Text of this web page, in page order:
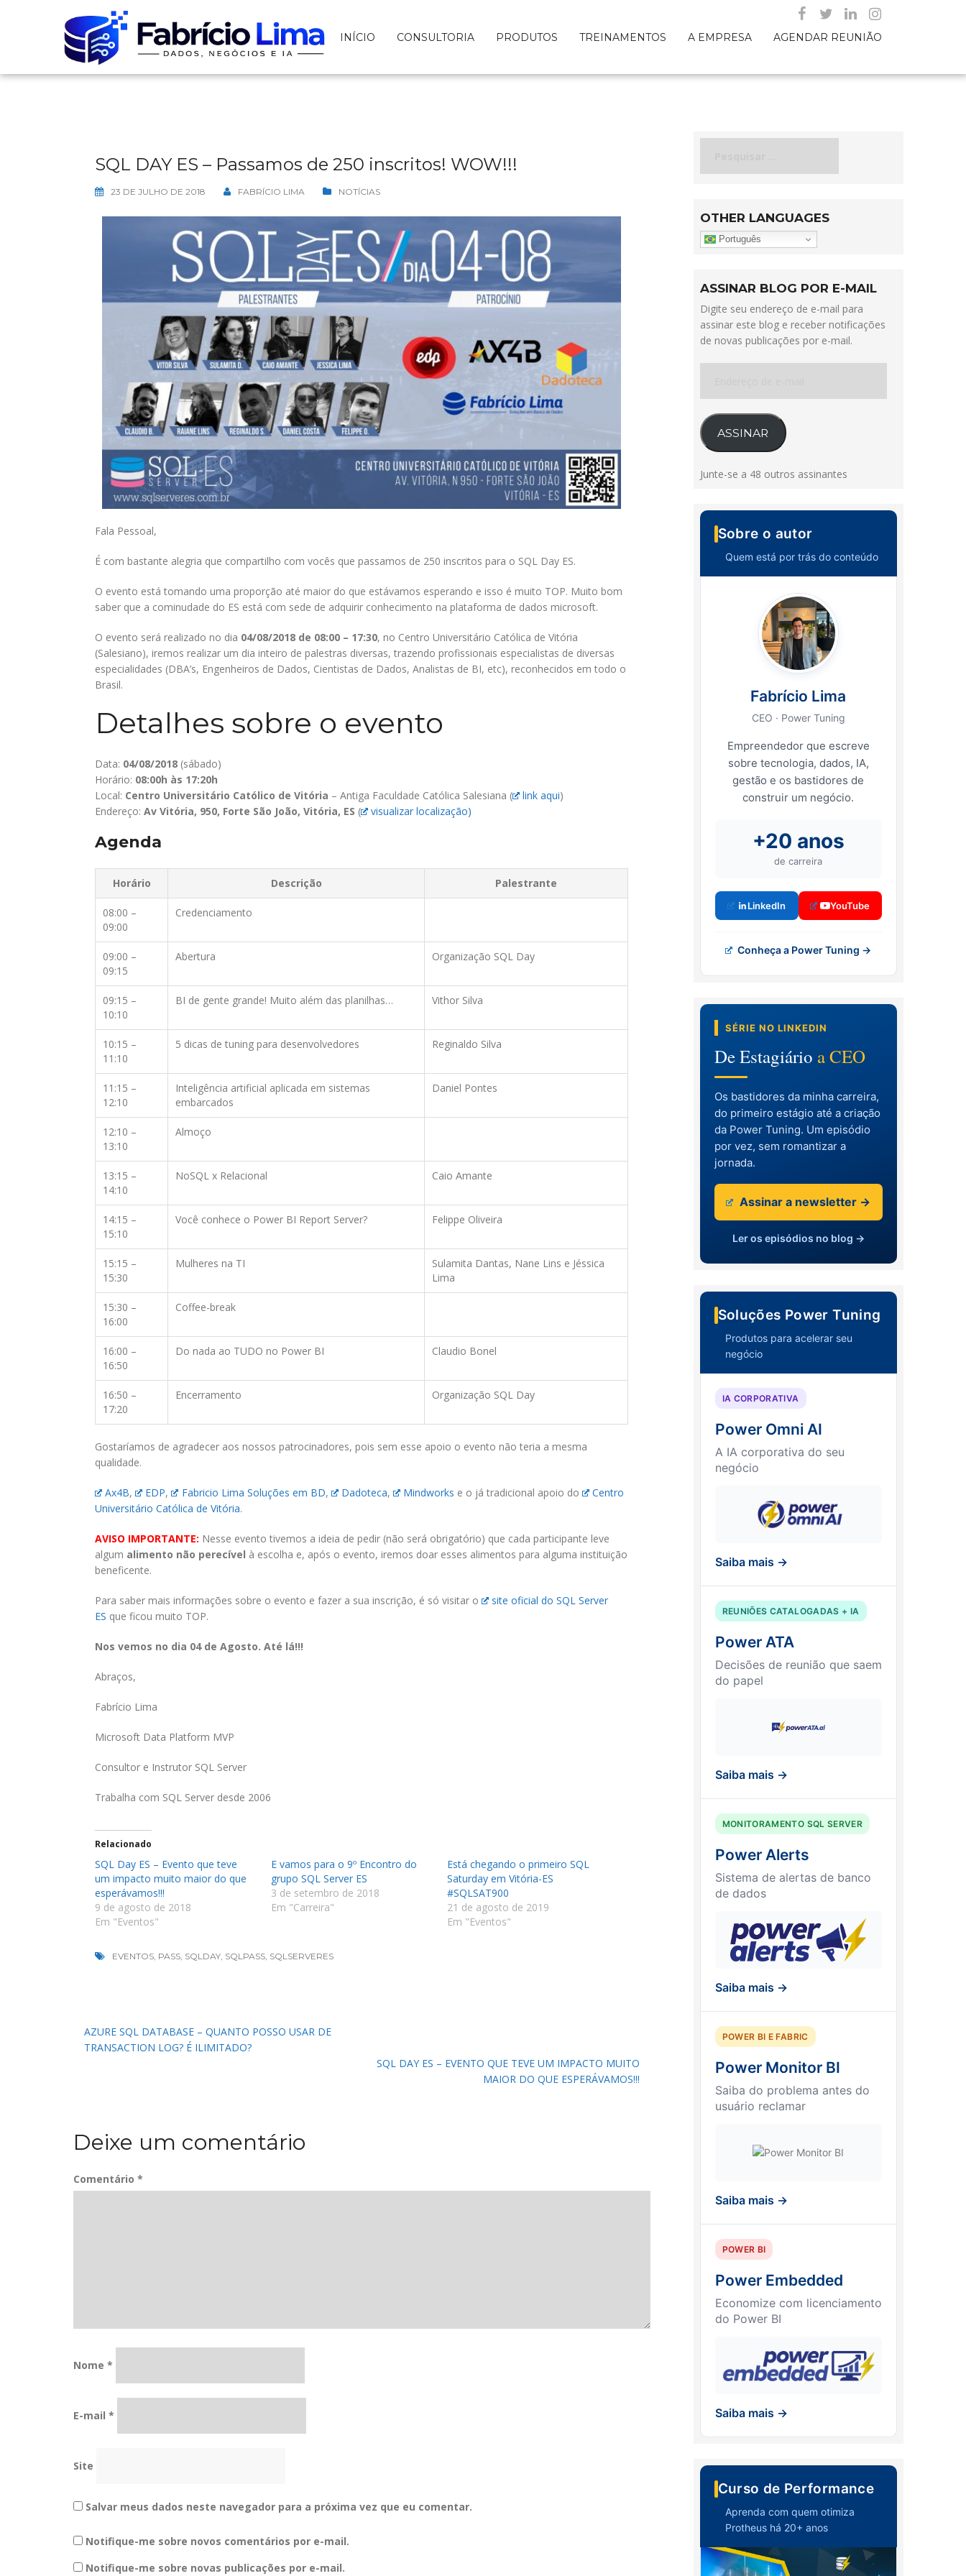
INÍCIO CONSULTORIA PRODUTOS TREINAMENTOS A EMPRESA AGENDAR REUNIÃO
SQL DAY ES – Passamos de 250 inscritos! WOW!!!
23 DE JULHO DE 2018 FABRÍCIO LIMA NOTÍCIAS
Fala Pessoal,
É com bastante alegria que compartilho com vocês que passamos de 250 inscritos para o SQL Day ES.
O evento está tomando uma proporção até maior do que estávamos esperando e isso é muito TOP. Muito bom
saber que a cominudade do ES está com sede de adquirir conhecimento na plataforma de dados microsoft.
O evento será realizado no dia 04/08/2018 de 08:00 – 17:30, no Centro Universitário Católica de Vitória
(Salesiano), iremos realizar um dia inteiro de palestras diversas, trazendo profissionais especialistas de diversas
especialidades (DBA’s, Engenheiros de Dados, Cientistas de Dados, Analistas de BI, etc), reconhecidos em todo o
Brasil.
Detalhes sobre o evento
Data: 04/08/2018 (sábado)
Horário: 08:00h às 17:20h
Local: Centro Universitário Católico de Vitória – Antiga Faculdade Católica Salesiana ( link aqui)
Endereço: Av Vitória, 950, Forte São João, Vitória, ES ( visualizar localização)
Agenda
Horário Descrição Palestrante
08:00 –
09:00
Credenciamento
09:00 –
09:15
Abertura Organização SQL Day
09:15 –
10:10
BI de gente grande! Muito além das planilhas… Vithor Silva
10:15 –
11:10
5 dicas de tuning para desenvolvedores Reginaldo Silva
11:15 –
12:10
Inteligência artificial aplicada em sistemas
embarcados
Daniel Pontes
12:10 –
13:10
Almoço
13:15 –
14:10
NoSQL x Relacional Caio Amante
14:15 –
15:10
Você conhece o Power BI Report Server? Felippe Oliveira
15:15 –
15:30
Mulheres na TI
Sulamita Dantas, Nane Lins e Jéssica
Lima
15:30 –
16:00
Coffee-break
16:00 –
16:50
Do nada ao TUDO no Power BI Claudio Bonel
16:50 –
17:20
Encerramento Organização SQL Day
Gostaríamos de agradecer aos nossos patrocinadores, pois sem esse apoio o evento não teria a mesma
qualidade.
Ax4B, EDP, Fabricio Lima Soluções em BD, Dadoteca, Mindworks e o já tradicional apoio do
Centro
Universitário Católica de Vitória.
AVISO IMPORTANTE: Nesse evento tivemos a ideia de pedir (não será obrigatório) que cada participante leve
algum alimento não perecível à escolha e, após o evento, iremos doar esses alimentos para alguma instituição
beneficente.
Para saber mais informações sobre o evento e fazer a sua inscrição, é só visitar o
site oficial do SQL Server
ES que ficou muito TOP.
Nos vemos no dia 04 de Agosto. Até lá!!!
Abraços,
Fabrício Lima
Microsoft Data Platform MVP
Consultor e Instrutor SQL Server
Trabalha com SQL Server desde 2006
Relacionado
SQL Day ES – Evento que teve
um impacto muito maior do que
esperávamos!!!
9 de agosto de 2018
Em "Eventos"
E vamos para o 9º Encontro do
grupo SQL Server ES
3 de setembro de 2018
Em "Carreira"
Está chegando o primeiro SQL
Saturday em Vitória-ES
#SQLSAT900
21 de agosto de 2019
Em "Eventos"
EVENTOS PASS SQLDAY SQLPASS SQLSERVERES
Navegação
AZURE SQL DATABASE – QUANTO POSSO USAR DE
TRANSACTION LOG? É ILIMITADO?
SQL DAY ES – EVENTO QUE TEVE UM IMPACTO MUITO
MAIOR DO QUE ESPERÁVAMOS!!!
Deixe um comentário
Comentário *
Nome *
E-mail *
Site
Salvar meus dados neste navegador para a próxima vez que eu comentar.
Notifique-me sobre novos comentários por e-mail.
Notifique-me sobre novas publicações por e-mail.
OTHER LANGUAGES
Português
ASSINAR BLOG POR E-MAIL
Digite seu endereço de e-mail para
assinar este blog e receber notificações
de novas publicações por e-mail.
e-
mail
ASSINAR
Junte-se a 48 outros assinantes
Sobre o autor
Quem está por trás do conteúdo
Fabrício Lima
CEO · Power Tuning
Empreendedor que escreve
sobre tecnologia, dados, IA,
gestão e os bastidores de
construir um negócio.
+20 anos
de carreira
LinkedIn YouTube
Conheça a Power Tuning →
SÉRIE NO LINKEDIN
De Estagiário a CEO
Os bastidores da minha carreira,
do primeiro estágio até a criação
da Power Tuning. Um episódio
por vez, sem romantizar a
jornada.
Assinar a newsletter →
Ler os episódios no blog →
Soluções Power Tuning
Produtos para acelerar seu
negócio
IA CORPORATIVA
Power Omni AI
A IA corporativa do seu
negócio
Saiba mais →
REUNIÕES CATALOGADAS + IA
Power ATA
Decisões de reunião que saem
do papel
Saiba mais →
MONITORAMENTO SQL SERVER
Power Alerts
Sistema de alertas de banco
de dados
Saiba mais →
POWER BI E FABRIC
Power Monitor BI
Saiba do problema antes do
usuário reclamar
Saiba mais →
POWER BI
Power Embedded
Economize com licenciamento
do Power BI
Saiba mais →
Curso de Performance
Aprenda com quem otimiza
Protheus há 20+ anos